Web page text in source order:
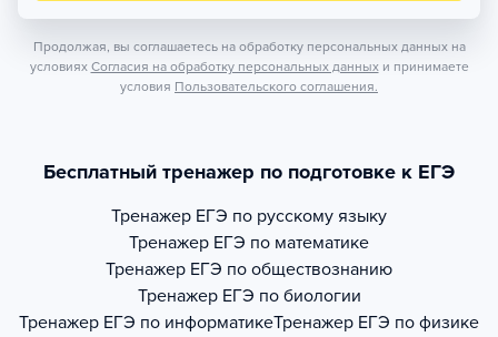
Продолжая, вы соглашаетесь на обработку персональных данных на
условиях Согласия на обработку персональных данных и принимаете
условия Пользовательского соглашения.
Бесплатный тренажер по подготовке к ЕГЭ
Тренажер ЕГЭ по русскому языку
Тренажер ЕГЭ по математике
Тренажер ЕГЭ по обществознанию
Тренажер ЕГЭ по биологии
Тренажер ЕГЭ по информатикеТренажер ЕГЭ по физике